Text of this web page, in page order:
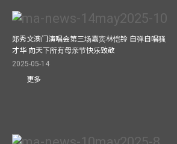
郑秀文澳门演唱会第三场嘉宾林恺铃 自弹自唱骚
才华 向天下所有母亲节快乐致敬
2025-05-14
更多